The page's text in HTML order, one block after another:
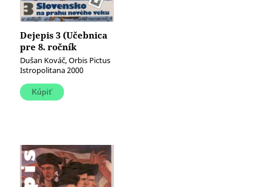
Dejepis 3 (Učebnica
pre 8. ročník
základných škôl)
(Slovensko na prahu
nového veku)
Dušan Kováč, Orbis Pictus
Istropolitana 2000